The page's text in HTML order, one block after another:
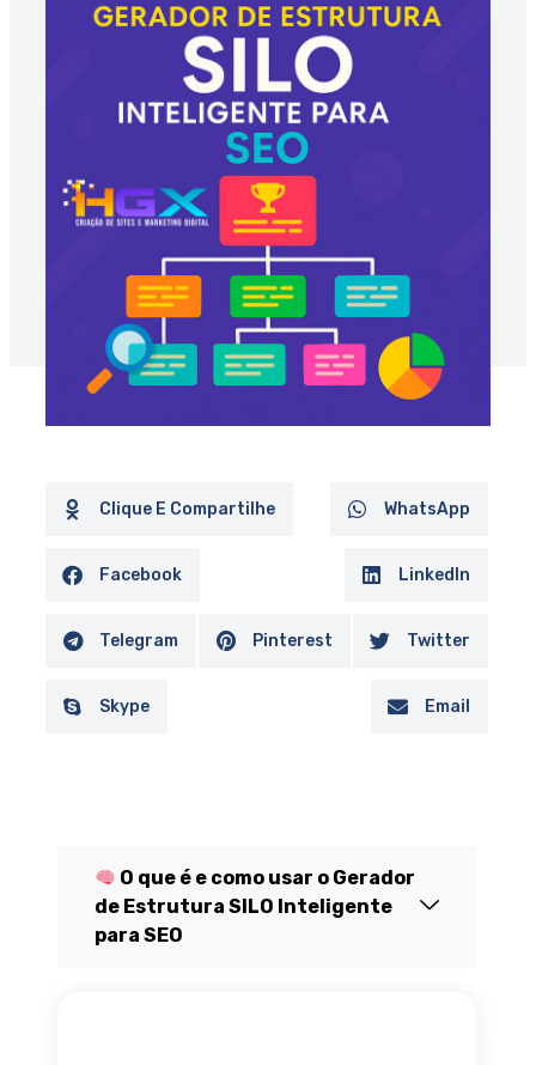
Clique E Compartilhe WhatsApp
Facebook LinkedIn
Telegram Pinterest Twitter
Skype Email
O que é e como usar o Gerador
de Estrutura SILO Inteligente
para SEO